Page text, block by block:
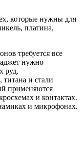
которые нужны для
платина,
требуется все
нужно
руд.
и стали
применяются
и контактах.
и микрофонах.